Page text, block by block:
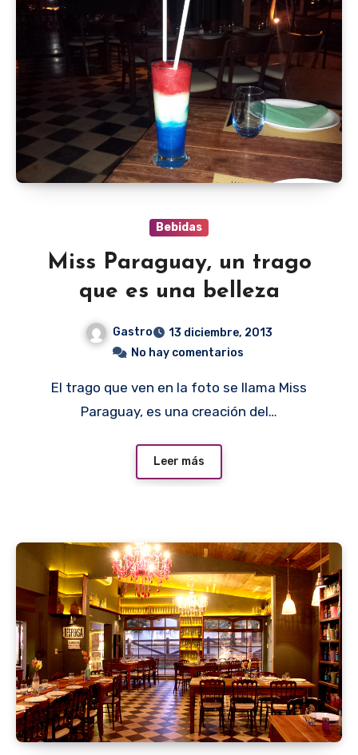
Bebidas
Miss Paraguay, un trago
que es una belleza
Gastro
13 diciembre, 2013
No hay comentarios
El trago que ven en la foto se llama Miss
Paraguay, es una creación del…
Leer más